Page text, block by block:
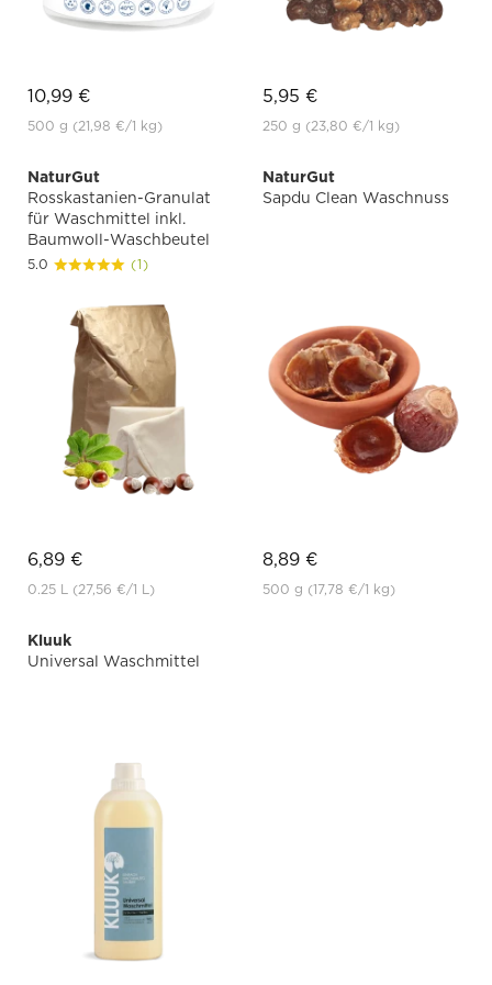
10,99 €
500 g (21,98 €/1 kg)
5,95 €
250 g (23,80 €/1 kg)
NaturGut
Rosskastanien-Granulat
für Waschmittel inkl.
Baumwoll-Waschbeutel
5.0 (1)
6,89 €
0.25 L (27,56 €/1 L)
NaturGut
Sapdu Clean Waschnuss
8,89 €
500 g (17,78 €/1 kg)
Kluuk
Universal Waschmittel